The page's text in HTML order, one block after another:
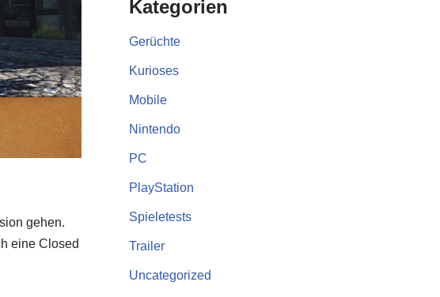
gehen.
eine Closed
Kategorien
Gerüchte
Kurioses
Mobile
Nintendo
PC
PlayStation
Spieletests
Trailer
Uncategorized